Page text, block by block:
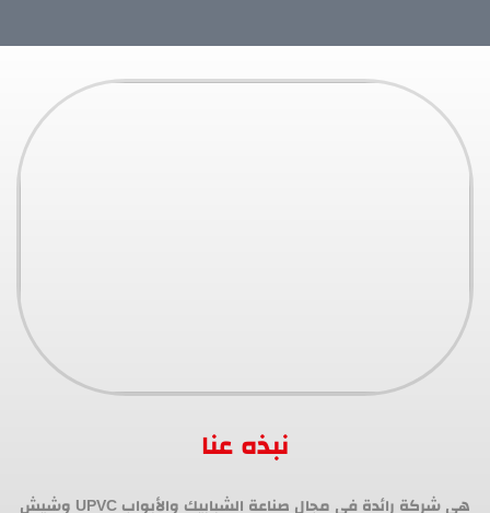
نبذه عنا
هي شركة رائدة في مجال صناعة الشبابيك والأبواب UPVC وشيش